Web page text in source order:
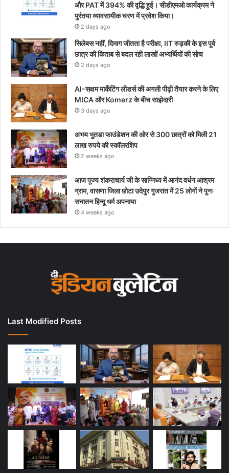
और PAT में 394% की वृद्धि हुई। सीडीएमओ कार्यक्रम ने
पुरंतया व्यावसायीक चरण में प्रवेश किया।
2 days ago
सिलेबस नहीं, दिमाग जीतता है परीक्षा, IIT रुड़की के इस पूर्व
छात्र की किताब से बदल रही लाखों अभ्यर्थियों की सोच
2 days ago
AI-सक्षम मार्केटिंग लीडर्स की अगली पीढ़ी तैयार करने के लिए
MICA और Komerz के बीच साझेदारी
3 days ago
अभय भुतडा फाउंडेशन की ओर से 300 छात्रों को मिली 21
लाख रुपये की स्कॉलरशिप
2 weeks ago
आज पूज्य शंकराचार्य जी के सान्निध्य में आनंद वर्धन आश्रम
ग्राम, वासणा जिला छोटा उदेपुर गुजरात में 25 लोगों ने पुनः
सनातन हिन्दू धर्म अपनाया
4 weeks ago
Last Modified Posts